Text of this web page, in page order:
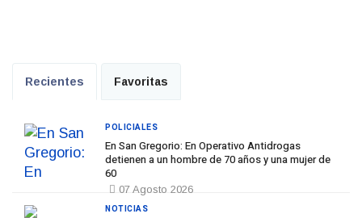
Recientes Favoritas
En San Gregorio: En Operativo Antidrogas
detienen a un hombre de 70 años y una mujer de
60
07 Agosto 2026
POLICIALES
NOTICIAS